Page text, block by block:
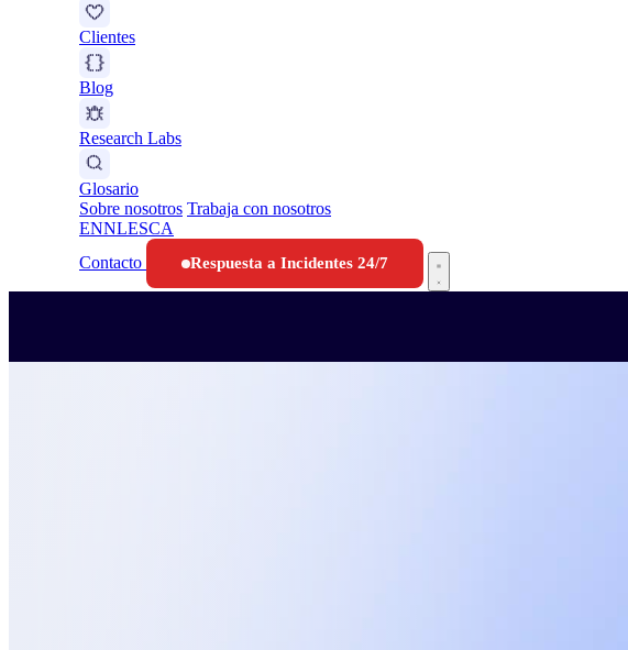
Clientes
Blog
Research Labs
Glosario
Sobre nosotros Trabaja con nosotros
ENNLESCA
Contacto
Respuesta a Incidentes 24/7